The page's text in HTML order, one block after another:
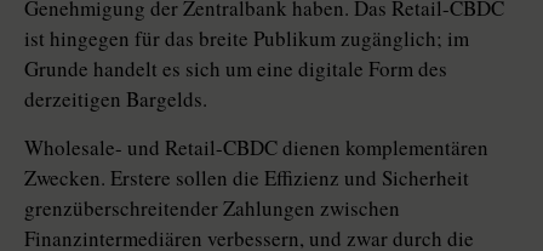
Genehmigung der Zen­tralbank haben. Das Retail-CBDC
ist hingegen für das breite Publikum zugänglich; im
Grunde handelt es sich um eine digitale Form des
derzeitigen Bargelds.
Wholesale- und Retail-CBDC dienen komplementären
Zwecken. Erstere sollen die Effizienz und Sicherheit
grenzüberschreitender Zahlungen zwischen
Finanzintermediären verbessern, und zwar durch die